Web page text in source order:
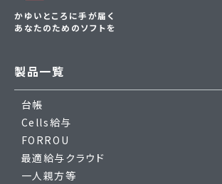
かゆいところに手が届く
あなたのためのソフトを
製品一覧
台帳
Cells給与
FORROU
最適給与クラウド
一人親方等